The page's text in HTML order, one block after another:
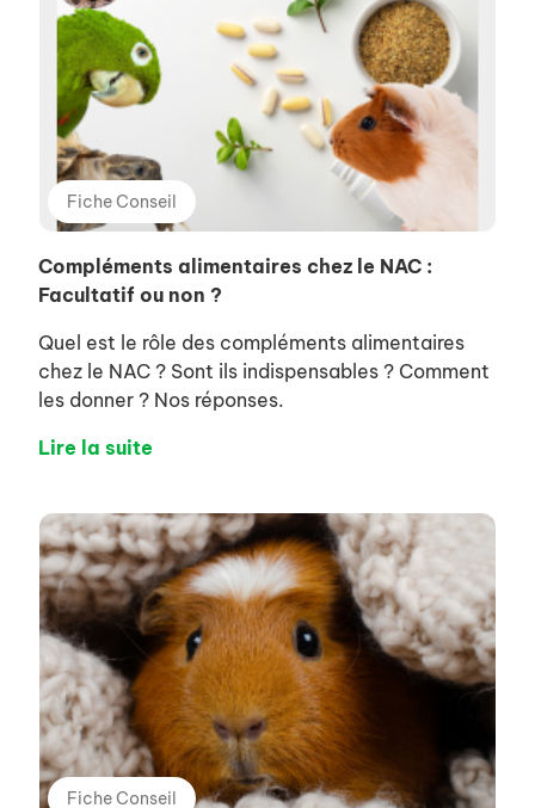
Fiche Conseil
Compléments alimentaires chez le NAC :
Facultatif ou non ?
Quel est le rôle des compléments alimentaires
chez le NAC ? Sont ils indispensables ? Comment
les donner ? Nos réponses.
Lire la suite
Fiche Conseil